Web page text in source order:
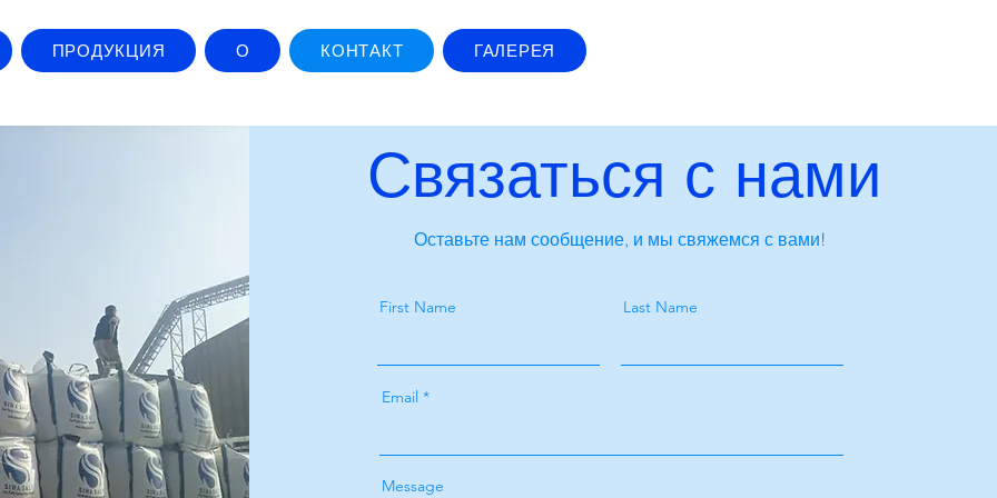
ПРОДУКЦИЯ О КОНТАКТ ГАЛЕРЕЯ
Связаться с нами
Оставьте нам сообщение, и мы свяжемся с вами!
First Name Last Name
Email
Message